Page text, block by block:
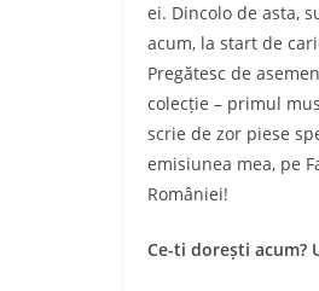
ei. Dincolo de asta,
acum, la start de
Pregătesc de
colecție – primul
scrie de zor piese
emisiunea mea, pe
României!
Ce-ti dorești acum?